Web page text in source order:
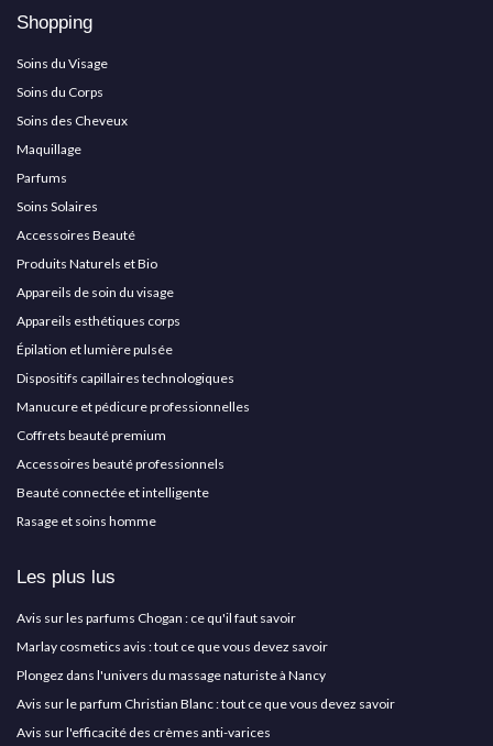
Shopping
Soins du Visage
Soins du Corps
Soins des Cheveux
Maquillage
Parfums
Soins Solaires
Accessoires Beauté
Produits Naturels et Bio
Appareils de soin du visage
Appareils esthétiques corps
Épilation et lumière pulsée
Dispositifs capillaires technologiques
Manucure et pédicure professionnelles
Coffrets beauté premium
Accessoires beauté professionnels
Beauté connectée et intelligente
Rasage et soins homme
Les plus lus
Avis sur les parfums Chogan : ce qu'il faut savoir
Marlay cosmetics avis : tout ce que vous devez savoir
Plongez dans l'univers du massage naturiste à Nancy
Avis sur le parfum Christian Blanc : tout ce que vous devez savoir
Avis sur l'efficacité des crèmes anti-varices